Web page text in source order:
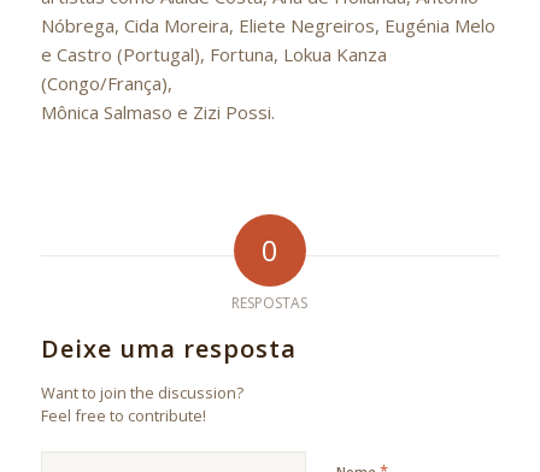
Nóbrega, Cida Moreira, Eliete Negreiros, Eugénia Melo
e Castro (Portugal), Fortuna, Lokua Kanza
(Congo/França),
Mônica Salmaso e Zizi Possi.
0
RESPOSTAS
Deixe uma resposta
Want to join the discussion?
Feel free to contribute!